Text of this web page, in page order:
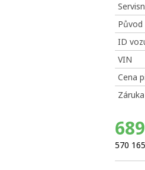
Původ
ID
VIN
Cena
Záruka
570